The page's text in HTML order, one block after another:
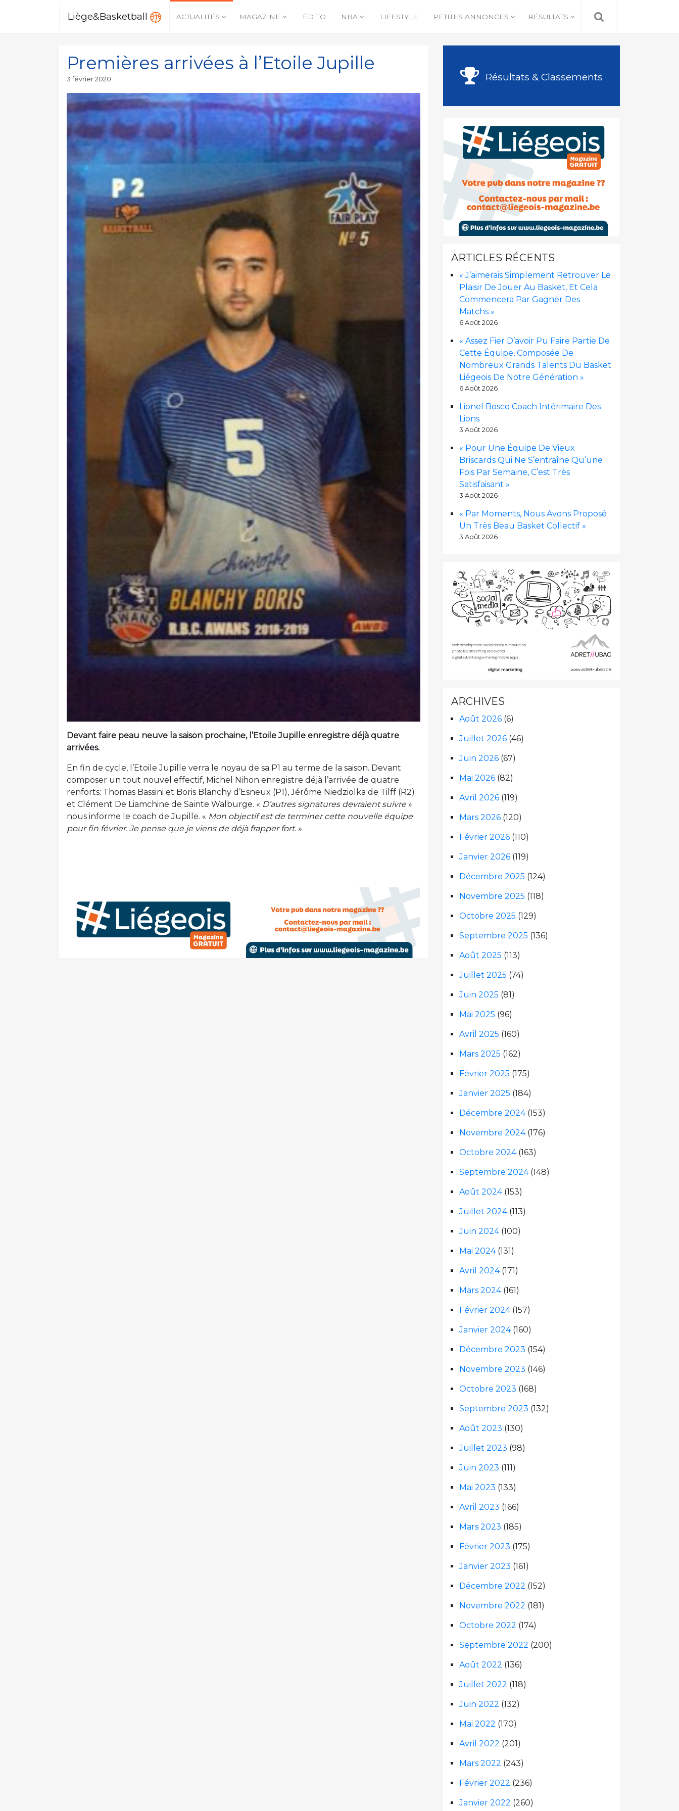
Liège&Basketball ACTUALITÉS MAGAZINE ÉDITO NBA LIFESTYLE PETITES ANNONCES RÉSULTATS
Premières arrivées à l’Etoile Jupille
Publié
3 février 2020
Devant faire peau neuve la saison prochaine, l’Etoile Jupille enregistre déjà quatre
arrivées.
En fin de cycle, l’Etoile Jupille verra le noyau de sa P1 au terme de la saison. Devant
composer un tout nouvel effectif, Michel Nihon enregistre déjà l’arrivée de quatre
renforts: Thomas Bassini et Boris Blanchy d’Esneux (P1), Jérôme Niedziolka de Tilff (R2)
et Clément De Liamchine de Sainte Walburge. « D’autres signatures devraient suivre»
nous informe le coach de Jupille. « Mon objectif est de terminer cette nouvelle équipe
pour fin février. Je pense que je viens de déjà frapper fort. »
Résultats & Classements
ARTICLES RÉCENTS
« J’aimerais Simplement Retrouver Le
Plaisir De Jouer Au Basket, Et Cela
Commencera Par Gagner Des
Matchs »
6 Août 2026
« Assez Fier D’avoir Pu Faire Partie De
Cette Équipe, Composée De
Nombreux Grands Talents Du Basket
Liégeois De Notre Génération »
6 Août 2026
Lionel Bosco Coach Intérimaire Des
Lions
3 Août 2026
« Pour Une Équipe De Vieux
Briscards Qui Ne S’entraîne Qu’une
Fois Par Semaine, C’est Très
Satisfaisant »
3 Août 2026
« Par Moments, Nous Avons Proposé
Un Très Beau Basket Collectif »
3 Août 2026
ARCHIVES
Août 2026 (6)
Juillet 2026 (46)
Juin 2026 (67)
Mai 2026 (82)
Avril 2026 (119)
Mars 2026 (120)
Février 2026 (110)
Janvier 2026 (119)
Décembre 2025 (124)
Novembre 2025 (118)
Octobre 2025 (129)
Septembre 2025 (136)
Août 2025 (113)
Juillet 2025 (74)
Juin 2025 (81)
Mai 2025 (96)
Avril 2025 (160)
Mars 2025 (162)
Février 2025 (175)
Janvier 2025 (184)
Décembre 2024(153)
Novembre 2024(176)
Octobre 2024(163)
Septembre 2024(148)
Août 2024(153)
Juillet 2024(113)
Juin 2024(100)
Mai 2024(131)
Avril 2024(171)
Mars 2024(161)
Février 2024(157)
Janvier 2024(160)
Décembre 2023 (154)
Novembre 2023 (146)
Octobre 2023 (168)
Septembre 2023 (132)
Août 2023 (130)
Juillet 2023 (98)
Juin 2023 (111)
Mai 2023 (133)
Avril 2023 (166)
Mars 2023 (185)
Février 2023 (175)
Janvier 2023 (161)
Décembre 2022 (152)
Novembre 2022 (181)
Octobre 2022 (174)
Septembre 2022 (200)
Août 2022 (136)
Juillet 2022 (118)
Juin 2022 (132)
Mai 2022 (170)
Avril 2022 (201)
Mars 2022 (243)
Février 2022 (236)
Janvier 2022 (260)